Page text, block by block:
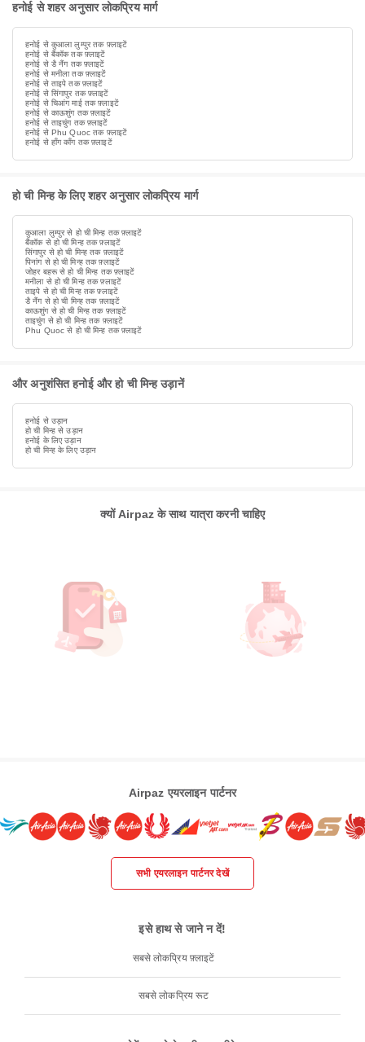
हनोई से शहर अनुसार लोकप्रिय मार्ग
हनोई से कुआला लुम्पुर तक फ़्लाइटें
हनोई से बैंकॉक तक फ़्लाइटें
हनोई से डै नैंग तक फ़्लाइटें
हनोई से मनीला तक फ़्लाइटें
हनोई से ताइपे तक फ़्लाइटें
हनोई से सिंगापुर तक फ़्लाइटें
हनोई से चिआंग माई तक फ़्लाइटें
हनोई से काऊशुंग तक फ़्लाइटें
हनोई से ताइचुंग तक फ़्लाइटें
हनोई से Phu Quoc तक फ़्लाइटें
हनोई से हाँग काँग तक फ़्लाइटें
हो ची मिन्ह के लिए शहर अनुसार लोकप्रिय मार्ग
कुआला लुम्पुर से हो ची मिन्ह तक फ़्लाइटें
बैंकॉक से हो ची मिन्ह तक फ़्लाइटें
सिंगापुर से हो ची मिन्ह तक फ़्लाइटें
पिनांग से हो ची मिन्ह तक फ़्लाइटें
जोहर बहरू से हो ची मिन्ह तक फ़्लाइटें
मनीला से हो ची मिन्ह तक फ़्लाइटें
ताइपे से हो ची मिन्ह तक फ़्लाइटें
डै नैंग से हो ची मिन्ह तक फ़्लाइटें
काऊशुंग से हो ची मिन्ह तक फ़्लाइटें
ताइचुंग से हो ची मिन्ह तक फ़्लाइटें
Phu Quoc से हो ची मिन्ह तक फ़्लाइटें
और अनुशंसित हनोई और हो ची मिन्ह उड़ानें
हनोई से उड़ान
हो ची मिन्ह से उड़ान
हनोई के लिए उड़ान
हो ची मिन्ह के लिए उड़ान
क्यों Airpaz के साथ यात्रा करनी चाहिए
Airpaz एयरलाइन पार्टनर
सभी एयरलाइन पार्टनर देखें
इसे हाथ से जाने न दें!
सबसे लोकप्रिय फ़्लाइटें
सबसे लोकप्रिय रूट